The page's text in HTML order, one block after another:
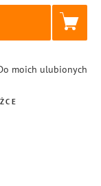
moich ulubionych